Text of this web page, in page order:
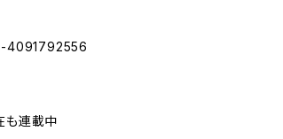
4091792556
も連載中